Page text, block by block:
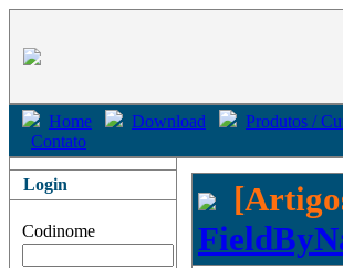
Home Download Produtos /
Contato
Login
Codinome